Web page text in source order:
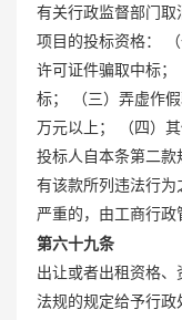
有关行政监督部门
项目的投标资格：
许可证件骗取中标
标； （三）弄虚作
万元以上； （四）
投标人自本条第二款
有该款所列违法行
严重的，由工商行政
第六十九条
出让或者出租资格
法规的规定给予行政